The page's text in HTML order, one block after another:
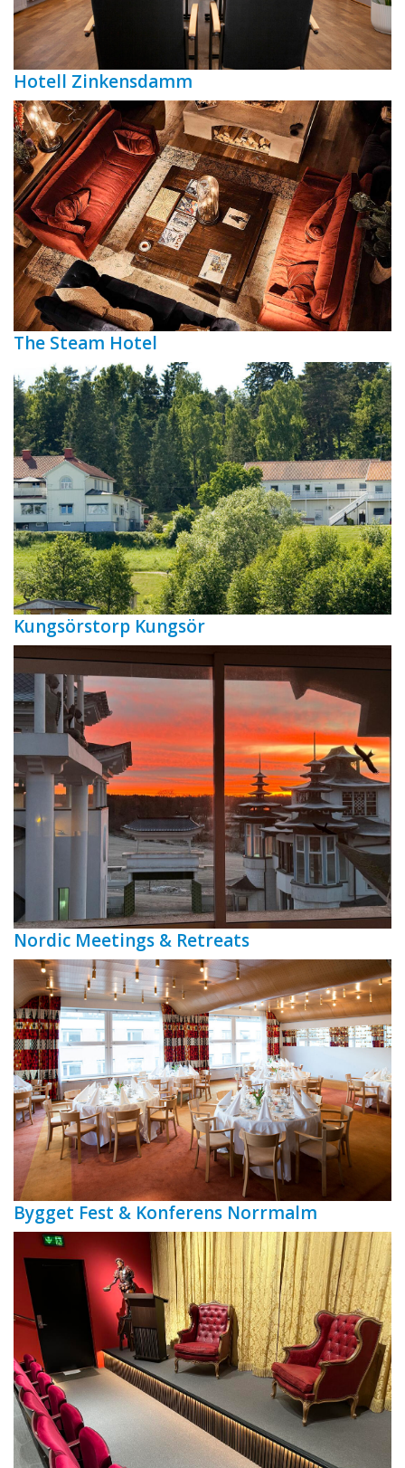
Hotell Zinkensdamm
The Steam Hotel
Kungsörstorp Kungsör
Nordic Meetings & Retreats
Bygget Fest & Konferens Norrmalm